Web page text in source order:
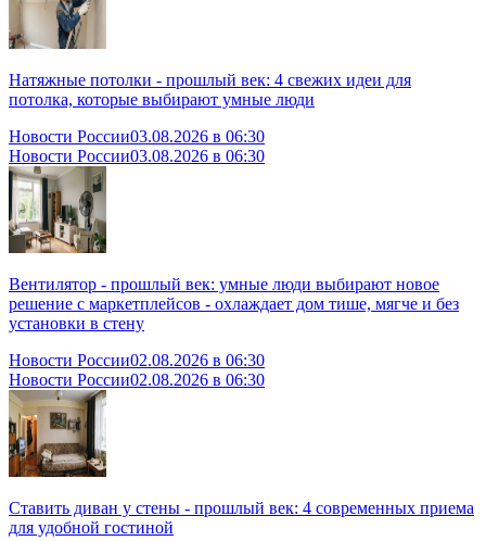
Натяжные потолки - прошлый век: 4 свежих идеи для
потолка, которые выбирают умные люди
Новости России03.08.2026 в 06:30
Новости России03.08.2026 в 06:30
Вентилятор - прошлый век: умные люди выбирают новое
решение с маркетплейсов - охлаждает дом тише, мягче и без
установки в стену
Новости России02.08.2026 в 06:30
Новости России02.08.2026 в 06:30
Ставить диван у стены - прошлый век: 4 современных приема
для удобной гостиной